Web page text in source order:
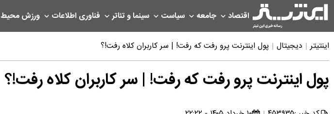
اقتصاد جامعه سیاست سینما و تئاتر فناوری اطلاعات ورزش
اینتیتر دیجیتال پول اینترنت پرو رفت که رفت! | سر کاربران کلاه رفت!؟
پول اینترنت پرو رفت که رفت! | سر کاربران کلاه رفت!؟